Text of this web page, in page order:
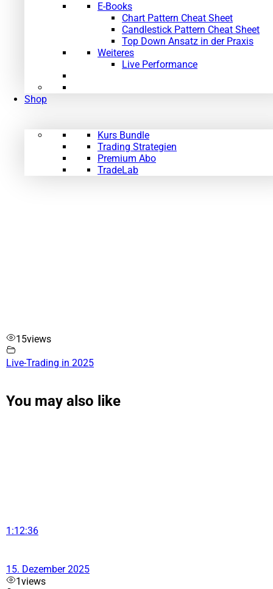
E-Books
Chart Pattern Cheat Sheet
Candlestick Pattern Cheat Sheet
Top Down Ansatz in der Praxis
Weiteres
Live Performance
Shop
Kurs Bundle
Trading Strategien
Premium Abo
TradeLab
15views
Live-Trading in 2025
You may also like
1:12:36
15. Dezember 2025
1views